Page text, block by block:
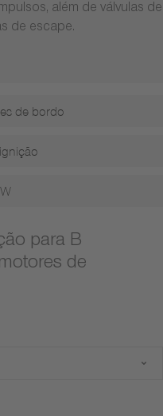
além de válvulas de
de escape.
de bordo
para B
de